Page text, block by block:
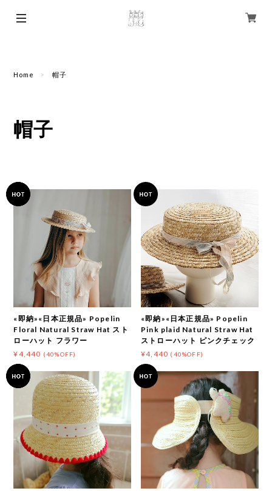
Home 帽子
帽子
«即納»«日本正規品» Popelin
Floral Natural Straw Hat スト
ローハット フラワー
¥4,440 (40%OFF)
«即納»«日本正規品» Popelin
Pink plaid Natural Straw Hat
ストローハット ピンクチェック
¥4,440 (40%OFF)